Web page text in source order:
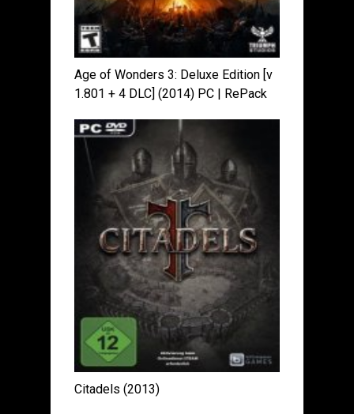
Age of Wonders 3: Deluxe Edition [v
1.801 + 4 DLC] (2014) PC | RePack
Citadels (2013)